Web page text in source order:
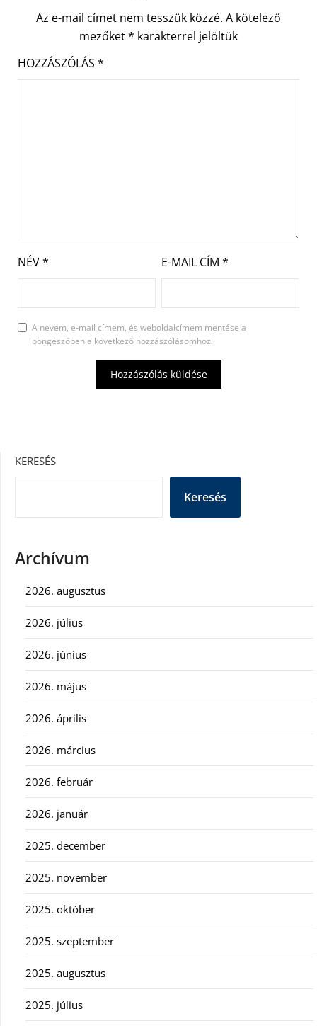
Az e-mail címet nem tesszük közzé. A kötelező
mezőket* karakterrel jelöltük
HOZZÁSZÓLÁS *
NÉV* E-MAIL CÍM *
A nevem, e-mail címem, és weboldalcímem mentése a
böngészőben a következő hozzászólásomhoz.
KERESÉS
Keresés
Archívum
2026. augusztus
2026. július
2026. június
2026. május
2026. április
2026. március
2026. február
2026. január
2025. december
2025. november
2025. október
2025. szeptember
2025. augusztus
2025. július